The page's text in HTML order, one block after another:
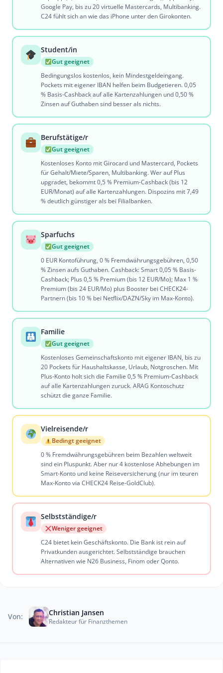
Google Pay, bis zu 20 virtuelle Mastercards, Multibanking.
C24 fühlt sich an wie das iPhone unter den Girokonten.
Student/in
Gut geeignet
Bedingungslos kostenlos, kein Mindestgeldeingang.
Pockets mit eigener IBAN helfen beim Budgetieren. 0,05
% Basis-Cashback auf alle Kartenzahlungen und 0,50 %
Zinsen auf Guthaben sind besser als nichts.
Berufstätige/r
Gut geeignet
Kostenloses Konto mit Girocard und Mastercard, Pockets
für Gehalt/Miete/Sparen, Multibanking. Wer auf Plus
upgradet, bekommt 0,5 % Premium-Cashback (bis 12
EUR/Monat) auf alle Kartenzahlungen. Dispozins mit 7,49
% deutlich günstiger als bei Filialbanken.
Sparfuchs
Gut geeignet
0 EUR Kontoführung, 0 % Fremdwährungsgebühren, 0,50
% Zinsen aufs Guthaben. Cashback: Smart 0,05 % Basis-
Cashback; Plus 0,5 % Premium (bis 12 EUR/Mo); Max 1 %
Premium (bis 24 EUR/Mo) plus Booster bei CHECK24-
Partnern (bis 10 % bei Netflix/DAZN/Sky im Max-Konto).
Familie
Gut geeignet
Kostenloses Gemeinschaftskonto mit eigener IBAN, bis zu
20 Pockets für Haushaltskasse, Urlaub, Notgroschen. Mit
Plus-Konto holt sich die Familie 0,5 % Premium-Cashback
auf alle Kartenzahlungen zuruck. ARAG Kontoschutz
schützt die ganze Familie.
Vielreisende/r
Bedingt geeignet
0 % Fremdwährungsgebühren beim Bezahlen weltweit
sind ein Pluspunkt. Aber nur 4 kostenlose Abhebungen im
Smart-Konto und keine Reiseversicherung (nur im teuren
Max-Konto via CHECK24 Reise-GoldClub).
Selbstständige/r
Weniger geeignet
C24 bietet kein Geschäftskonto. Die Bank ist rein auf
Privatkunden ausgerichtet. Selbstständige brauchen
Alternativen wie N26 Business, Finom oder Qonto.
Von: Christian Jansen
Redakteur für Finanzthemen